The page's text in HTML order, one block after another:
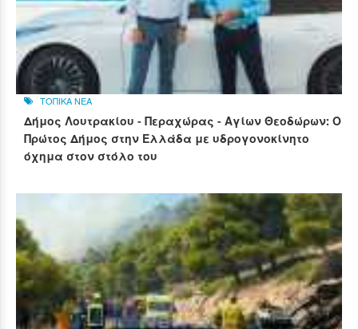
ΤΟΠΙΚΑ ΝΕΑ
Δήμος Λουτρακίου - Περαχώρας - Αγίων Θεοδώρων: Ο
Πρώτος Δήμος στην Ελλάδα με υδρογονοκίνητο
όχημα στον στόλο του